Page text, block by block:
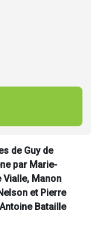
de Guy de
par Marie-
Manon
et Pierre
Bataille